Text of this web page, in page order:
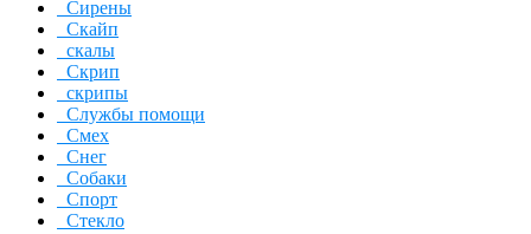
Сирены
Скайп
скалы
Скрип
скрипы
Службы помощи
Смех
Снег
Собаки
Спорт
Стекло